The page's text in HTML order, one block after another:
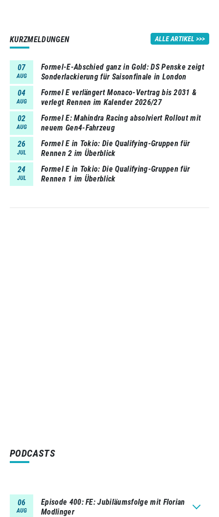
KURZMELDUNGEN ALLE ARTIKEL
07
AUG
Formel-E-Abschied ganz in Gold: DS Penske zeigt
Sonderlackierung für Saisonfinale in London
04
AUG
Formel E verlängert Monaco-Vertrag bis 2031 &
verlegt Rennen im Kalender 2026/27
02
AUG
Formel E: Mahindra Racing absolviert Rollout mit
neuem Gen4-Fahrzeug
26
JUL
Formel E in Tokio: Die Qualifying-Gruppen für
Rennen 2 im Überblick
24
JUL
Formel E in Tokio: Die Qualifying-Gruppen für
Rennen 1 im Überblick
PODCASTS
06
AUG
Episode 400 FE: Jubiläumsfolge mit Florian
Modlinger